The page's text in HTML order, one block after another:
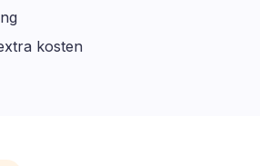
kosten